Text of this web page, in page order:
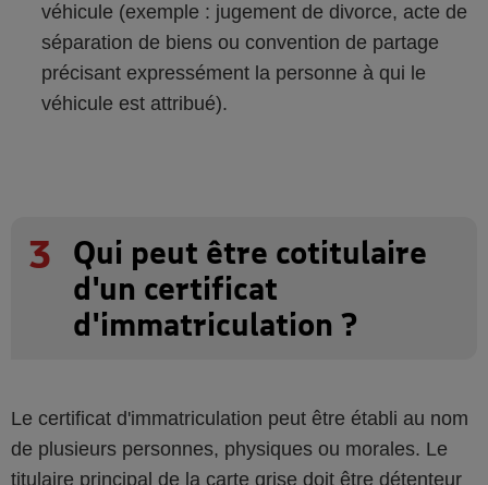
véhicule (exemple : jugement de divorce, acte de
séparation de biens ou convention de partage
précisant expressément la personne à qui le
véhicule est attribué).
3
Qui peut être cotitulaire
d'un certificat
d'immatriculation ?
Le certificat d'immatriculation peut être établi au nom
de plusieurs personnes, physiques ou morales. Le
titulaire principal de la carte grise doit être détenteur